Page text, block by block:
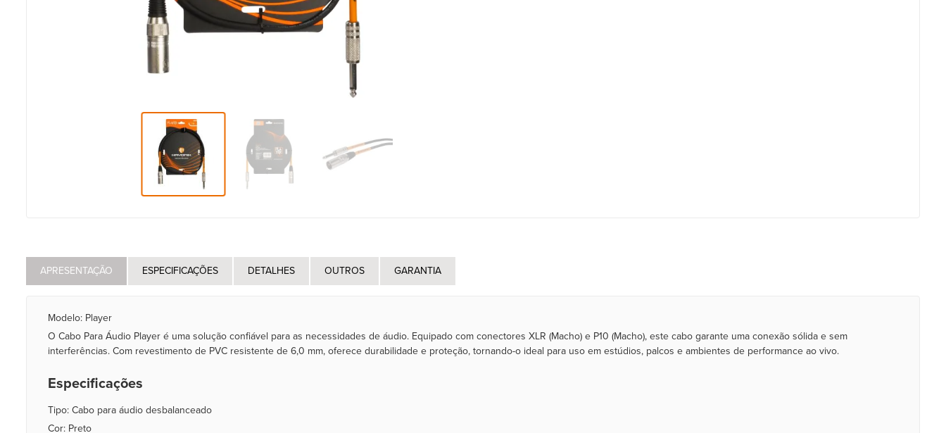
APRESENTAÇÃO ESPECIFICAÇÕES DETALHES OUTROS GARANTIA
Modelo: Player
O Cabo Para Áudio Player é uma solução confiável para as necessidades de áudio. Equipado com conectores XLR (Macho) e P10 (Macho), este cabo garante uma conexão sólida e sem
interferências. Com revestimento de PVC resistente de 6,0 mm, oferece durabilidade e proteção, tornando-o ideal para uso em estúdios, palcos e ambientes de performance ao vivo.
Especificações
Tipo: Cabo para áudio desbalanceado
Cor: Preto